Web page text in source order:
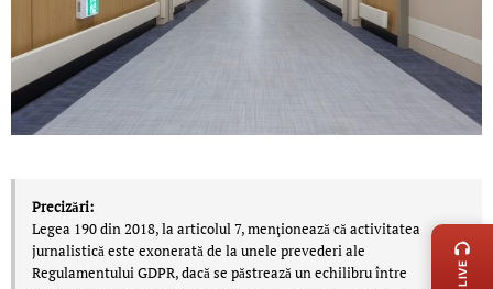
Precizări:
Legea 190 din 2018, la articolul 7, menţionează că activitatea
jurnalistică este exonerată de la unele prevederi ale
Regulamentului GDPR, dacă se păstrează un echilibru între